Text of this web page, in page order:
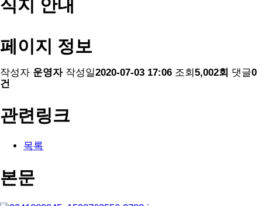
식지 안내
페이지 정보
작성자 운영자 작성일2020-07-03 17:06 조회5,002회 댓글0
건
관련링크
목록
본문